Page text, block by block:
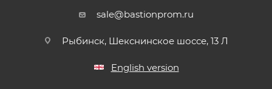
sale@bastionprom.ru
Рыбинск, Шекснинское шоссе, 13 Л
English version